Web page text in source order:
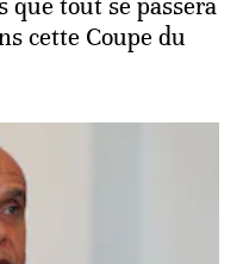
que tout se passera
cette Coupe du